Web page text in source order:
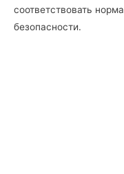
соответствовать
безопасности.